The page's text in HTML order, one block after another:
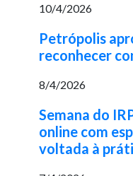
10/4/2026
Petrópolis
reconhecer
8/4/2026
Semana do
online com
voltada à